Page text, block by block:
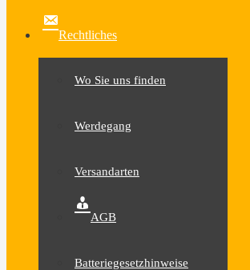
Rechtliches
Wo Sie uns finden
Werdegang
Versandarten
AGB
Batteriegesetzhinweise